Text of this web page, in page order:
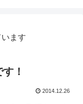
ます
！
2014.12.26